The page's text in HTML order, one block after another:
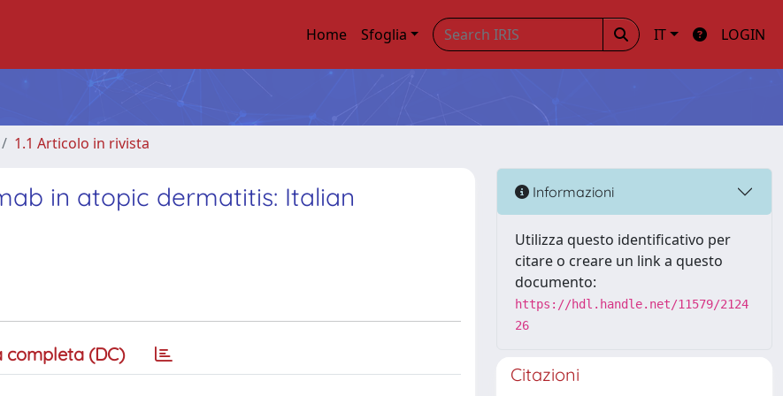
Home Sfoglia IT LOGIN
1.1 Articolo in rivista
in atopic dermatitis: Italian
completa (DC)
Informazioni
Utilizza questo identificativo per
citare o creare un link a questo
documento:
https://hdl.handle.net/11579/2124
26
Citazioni